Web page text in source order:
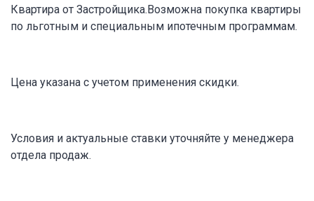
Квартира от Застройщика.Возможна покупка квартиры
по льготным и специальным ипотечным программам.
Цена указана с учетом применения скидки.
Условия и актуальные ставки уточняйте у менеджера
отдела продаж.